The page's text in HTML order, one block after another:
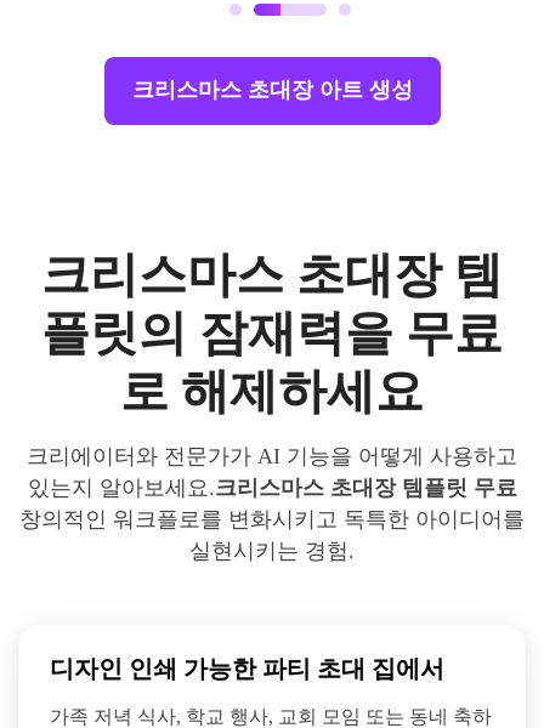
크리스마스 초대장 아트 생성
크리스마스 초대장 템
플릿의 잠재력을 무료
로 해제하세요
크리에이터와 전문가가 AI 기능을 어떻게 사용하고
있는지 알아보세요.크리스마스 초대장 템플릿 무료
창의적인 워크플로를 변화시키고 독특한 아이디어를
실현시키는 경험.
디자인 인쇄 가능한 파티 초대 집에서
가족 저녁 식사, 학교 행사, 교회 모임 또는 동네 축하